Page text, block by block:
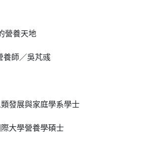
營養天地
養師／吳芃彧
發展與家庭學系學士
大學營養學碩士